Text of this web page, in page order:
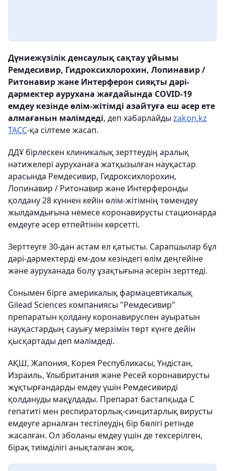
Дүниежүзілік денсаулық сақтау ұйымы
Ремдесивир, Гидроксихлорохин, Лопинавир /
Ритонавир және Интерферон сияқты дәрі-
дәрмектераурухана жағдайында COVID-19
емдеу кезіндеөлім-жітімді азайтуға еш әсер ете
алмағанын мәлімдеді, деп хабарлайды zakon.kz
ТАСС-қа сілтеме жасап.
ДДҰ бірлескен клиникалық зерттеудің аралық
нәтижелері ауруханаға жатқызылған науқастар
арасында Ремдесивир, Гидроксихлорохин,
Лопинавир / Ритонавир және Интерферонды
қолдану 28 күннен кейін өлім-жітімнің төмендеу
жылдамдығына немесе коронавирусты стационарда
емдеуге әсер етпейтінін көрсетті.
Зерттеуге 30-дан астам ел қатысты. Сарапшылар бұл
дәрі-дәрмектерді ем-дом кезіндегі өлім деңгейіне
және ауруханада болу ұзақтығына әсерін зерттеді.
Сонымен бірге америкалық фармацевтикалық
Gilead Sciences компаниясы "Ремдесивир"
препаратын қолдану коронавируспен ауыратын
науқастардың сауығу мерзімін төрт күнге дейін
қысқартады деп мәлімдеді.
АҚШ, Жапония, Корея Республикасы, Үндістан,
Израиль, Ұлыбритания және Ресей коронавирусты
жұқтырғандарды емдеу үшін Ремдесивирді
қолдануды мақұлдады. Препарат бастапқыда С
гепатиті мен респираторлық-синцитарлық вирусты
емдеуге арналған тестілеудің бір бөлігі ретінде
жасалған. Ол эболаны емдеу үшін де тексерілген,
бірақ тиімділігі анықталған жоқ.